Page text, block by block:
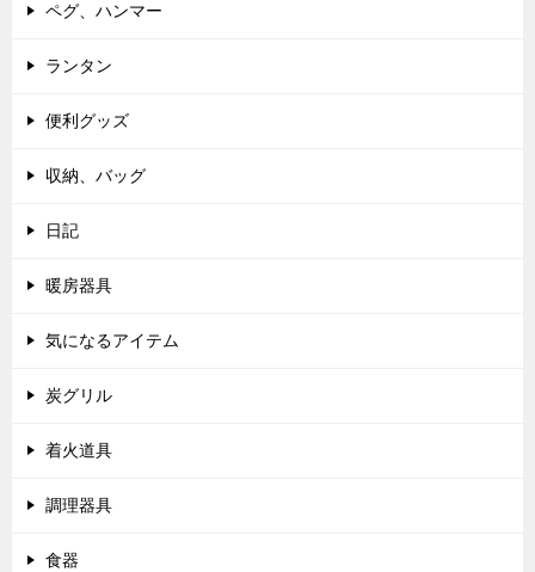
ペグ、ハンマー
ランタン
便利グッズ
収納、バッグ
日記
暖房器具
気になるアイテム
炭グリル
着火道具
調理器具
食器